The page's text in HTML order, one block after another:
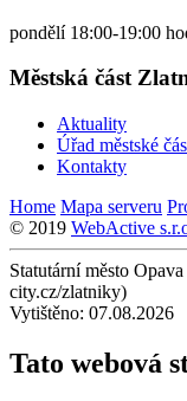
pondělí 18:00-19:00
Městská část
Aktuality
Úřad městské
Kontakty
Home Mapa serveru
© 2019 WebActive
Statutární město
city.cz/zlatniky)
Vytištěno: 07.08.2026
Tato webová